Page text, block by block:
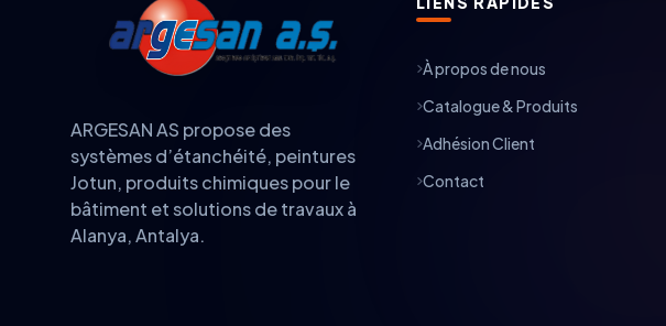
ARGESAN AS propose des
systèmes d’étanchéité, peintures
Jotun, produits chimiques pour le
bâtiment et solutions de travaux à
Alanya, Antalya.
À propos de nous
Catalogue & Produits
Adhésion Client
Contact